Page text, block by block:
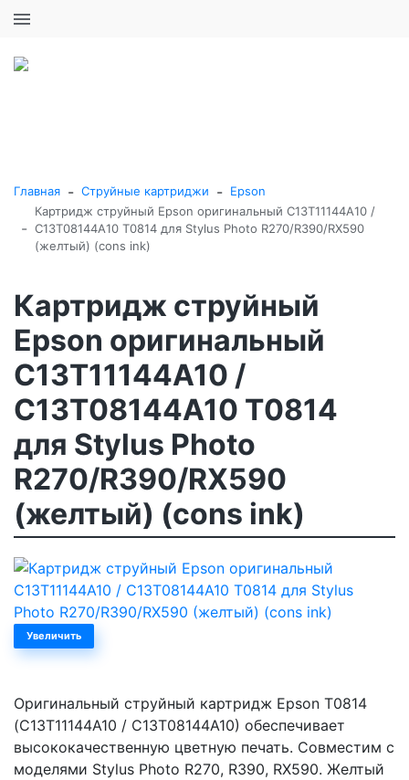
Главная - Струйные картриджи - Epson
-
Картридж струйный Epson оригинальный C13T11144A10 /
C13T08144A10 T0814 для Stylus Photo R270/R390/RX590
(желтый) (cons ink)
Картридж струйный
Epson оригинальный
C13T11144A10 /
C13T08144A10 T0814
для Stylus Photo
R270/R390/RX590
(желтый) (cons ink)
Увеличить
Оригинальный струйный картридж Epson T0814
(C13T11144A10 / C13T08144A10) обеспечивает
высококачественную цветную печать. Совместим с
моделями Stylus Photo R270, R390, RX590. Желтый